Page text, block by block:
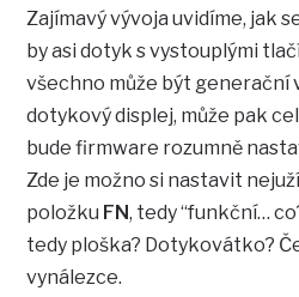
Zajímavý vývoja uvidíme, jak
by asi dotyk s vystouplými
všechno může být generační
dotykový displej, může pak
bude firmware rozumně
Zde je možno si nastavit
položku FN, tedy “funkční…
tedy ploška? Dotykovátko?
vynálezce.